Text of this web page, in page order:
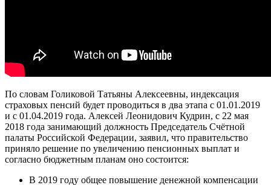
По словам Голиковой Татьяны Алексеевны, индексация
страховых пенсий будет проводиться в два этапа с 01.01.2019
и с 01.04.2019 года. Алексей Леонидович Кудрин, с 22 мая
2018 года занимающий должность Председатель Счётной
палаты Российской Федерации, заявил, что правительство
приняло решение по увеличению пенсионных выплат и
согласно бюджетным планам оно состоится:
В 2019 году общее повышение денежной компенсации